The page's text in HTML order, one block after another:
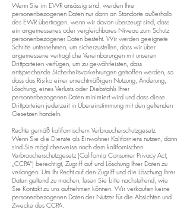
Wenn Sie im EWR ansässig sind, werden Ihre
personenbezogenen Daten nur dann an Standorte außerhalb
des EWR übertragen, wenn wir davon überzeugt sind, dass
ein angemessenes oder vergleichbares Niveau zum Schutz
personenbezogener Daten besteht. Wir werden geeignete
Schritte unternehmen, um sicherzustellen, dass wir über
angemessene vertragliche Vereinbarungen mit unseren
Drittparteien verfügen, um zu gewährleisten, dass
entsprechende Sicherheitsvorkehrungen getroffen werden, so
dass das Risiko einer unrechtmäßigen Nutzung, Änderung,
Löschung, eines Verlusts oder Diebstahls Ihrer
personenbezogenen Daten minimiert wird und dass diese
Drittparteien jederzeit in Übereinstimmung mit den geltenden
Gesetzen handeln.
Rechte gemäß kalifornischem Verbraucherschutzgesetz
Wenn Sie die Dienste als Einwohner Kaliforniens nutzen, dann
sind Sie möglicherweise nach dem kalifornischen
Verbraucherschutzgesetz (California Consumer Privacy Act;
„CCPA“) berechtigt, Zugriff auf und Löschung Ihrer Daten zu
verlangen. Um Ihr Recht auf den Zugriff und die Löschung Ihrer
Daten geltend zu machen, lesen Sie bitte nachstehend, wie
Sie Kontakt zu uns aufnehmen können. Wir verkaufen keine
personenbezogenen Daten der Nutzer für die Absichten und
Zwecke des CCPA.